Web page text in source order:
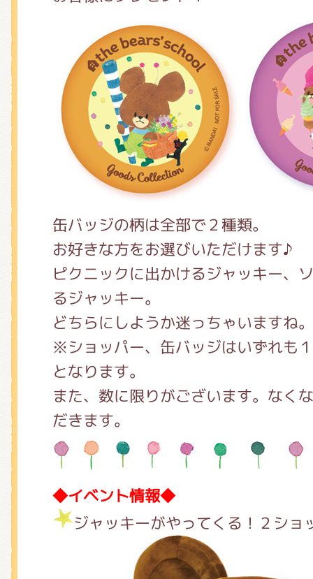
缶バッジの柄は全部で２種類。
お好きな方をお選びいただけます♪
ピクニックに出かけるジャッキー、
るジャッキー。
どちらにしようか迷っちゃいますね。
※ショッパー、缶バッジはいずれも
となります。
また、数に限りがございます。なく
だきます。
◆イベント情報◆
ジャッキーがやってくる！２ショ